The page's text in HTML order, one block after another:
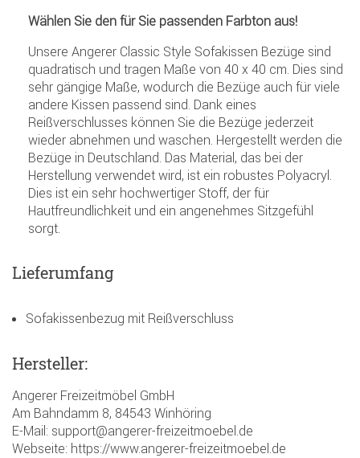
Wählen Sie den für Sie passenden Farbton aus!
Unsere Angerer Classic Style Sofakissen Bezüge sind
quadratisch und tragen Maße von 40 x 40 cm. Dies sind
sehr gängige Maße, wodurch die Bezüge auch für viele
andere Kissen passend sind. Dank eines
Reißverschlusses können Sie die Bezüge jederzeit
wieder abnehmen und waschen. Hergestellt werden die
Bezüge in Deutschland. Das Material, das bei der
Herstellung verwendet wird, ist ein robustes Polyacryl.
Dies ist ein sehr hochwertiger Stoff, der für
Hautfreundlichkeit und ein angenehmes Sitzgefühl
sorgt.
Lieferumfang
Sofakissenbezug mit Reißverschluss
Hersteller:
Angerer Freizeitmöbel GmbH
Am Bahndamm 8, 84543 Winhöring
E-Mail: support@angerer-freizeitmoebel.de
Webseite: https://www.angerer-freizeitmoebel.de